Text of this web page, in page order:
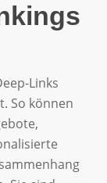
Links
So können